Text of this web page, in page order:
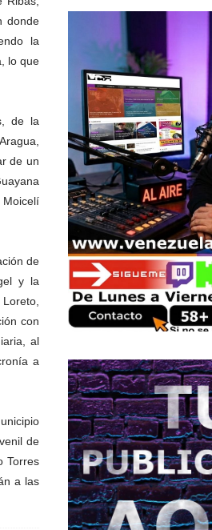
donde
la
lo que
de la
de un
de
y la
con
al
a
de
Torres
a las